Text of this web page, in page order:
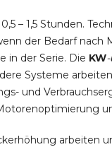
– 1,5 Stunden.
der Bedarf nach
in der Serie. Die KW-
Systeme
und
arbeiten